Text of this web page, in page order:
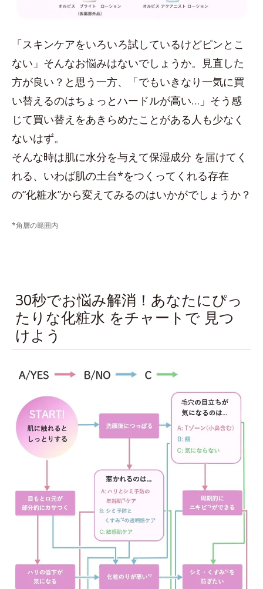
「スキンケアをいろいろ試しているけどピンとこ
ない」そんなお悩みはないでしょうか。見直した
方が良い？と思う一方、「でもいきなり一気に買
い替えるのはちょっとハードルが高い…」そう感
じて買い替えをあきらめたことがある人も少なく
ないはず。
そんな時は肌に水分を与えて保湿成分 を届けてく
れる、いわば肌の土台*をつくってくれる存在
の“化粧水”から変えてみるのはいかがでしょうか？
*角層の範囲内
30秒でお悩み解消！あなたにぴっ
たりな化粧水 をチャートで 見つ
けよう